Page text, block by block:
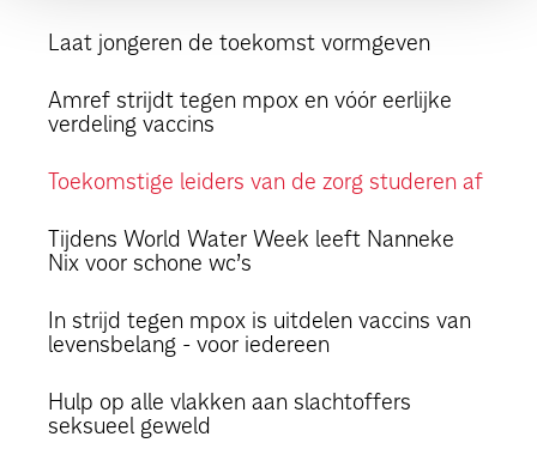
Laat jongeren de toekomst vormgeven
Amref strijdt tegen mpox en vóór eerlijke
verdeling vaccins
Toekomstige leiders van de zorg studeren af
Tijdens World Water Week leeft Nanneke
Nix voor schone wc’s
In strijd tegen mpox is uitdelen vaccins van
levensbelang - voor iedereen
Hulp op alle vlakken aan slachtoffers
seksueel geweld